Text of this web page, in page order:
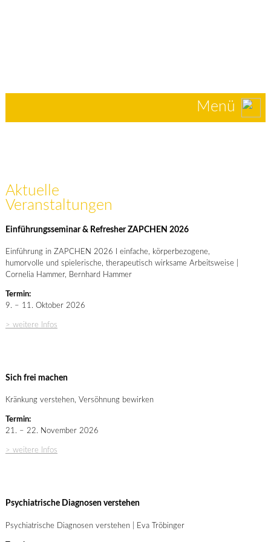
Menü
Aktuelle
Veranstaltungen
Einführungsseminar & Refresher ZAPCHEN 2026
Einführung in ZAPCHEN 2026 I einfache, körperbezogene,
humorvolle und spielerische, therapeutisch wirksame Arbeitsweise |
Cornelia Hammer, Bernhard Hammer
Termin:
9. – 11. Oktober 2026
> weitere Infos
Sich frei machen
Kränkung verstehen, Versöhnung bewirken
Termin:
21. – 22. November 2026
> weitere Infos
Psychiatrische Diagnosen verstehen
Psychiatrische Diagnosen verstehen | Eva Tröbinger